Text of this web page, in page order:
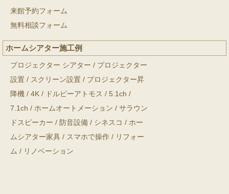
来館予約フォーム
無料相談フォーム
ホームシアター施工例
プロジェクター シアター / プロジェクター
設置 / スクリーン設置 / プロジェクター昇
降機 / 4K / ドルビーアトモス / 5.1ch /
7.1ch / ホームオートメーション / サラウン
ドスピーカー / 防音設備 / シネスコ / ホー
ムシアター家具 / スマホで操作 / リフォー
ム / リノベーション